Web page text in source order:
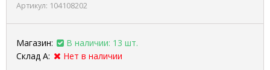
Артикул: 104108202
Магазин:
В наличии: 13 шт.
Склад А:
Нет в наличии